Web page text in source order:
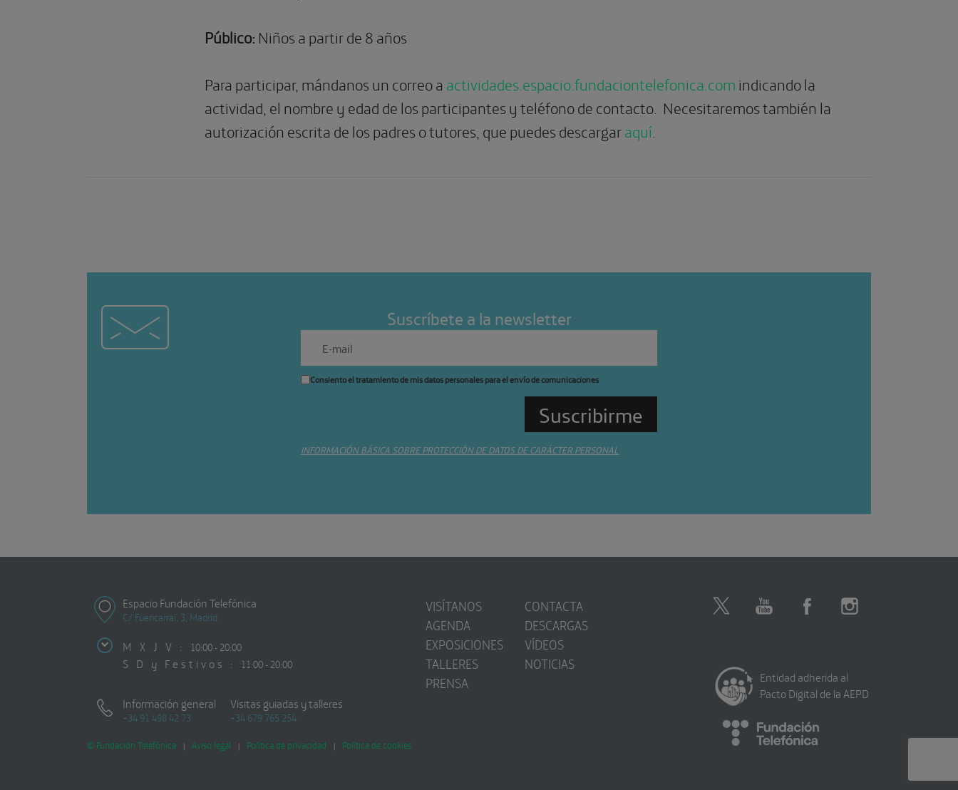
Público: Niños a partir de8años
Para participar, mándanos un correo a actividades.espacio.fundaciontelefonica.comindicando la
actividad, el nombre y edad de los participantes y teléfono de contacto. Necesitaremos también la
autorización escrita de los padres o tutores, que puedes descargaraquí
Suscríbete a la newsletter
Consiento el tratamiento de mis datos personales para el envío de comunicaciones
INFORMACIÓN BÁSICA SOBRE PROTECCIÓN DE DATOS DE CARÁCTER PERSONAL
Espacio Fundación Telefónica
C/ Fuencarral, 3, Madrid
M X J V : 10:00 - 20:00
S D y Festivos : 11:00 - 20:00
Información general
+34 91 498 42 73
Visitas guiadas y talleres
+34 679 765 254
VISÍTANOS
AGENDA
EXPOSICIONES
TALLERES
PRENSA
CONTACTA
DESCARGAS
VÍDEOS
NOTICIAS
© Fundación Telefónica | Aviso legal | Política de privacidad | Política de cookies
Entidad adherida al
Pacto Digital de la AEPD